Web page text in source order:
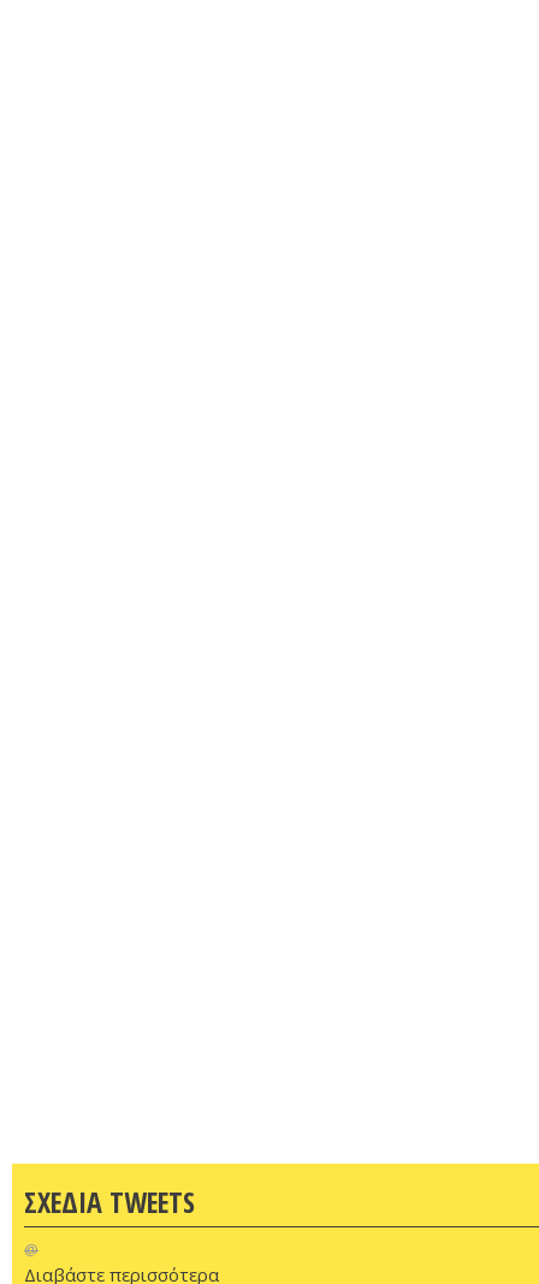
ΣΧΕΔΙΑ TWEETS
@
Διαβάστε περισσότερα